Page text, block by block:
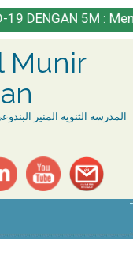
5M : Mencuci
Munir